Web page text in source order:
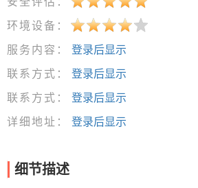
环境设备：
服务内容：
登录后显示
联系方式：
登录后显示
联系方式：
登录后显示
详细地址：
登录后显示
细节描述